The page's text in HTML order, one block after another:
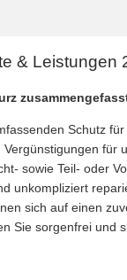
& Leistungen
Schutz
für
sowie Teil- oder
unkompliziert
sich auf einen
Sie sorgenfrei und